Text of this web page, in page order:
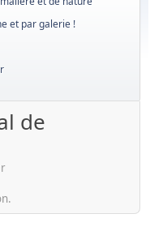
et par galerie !
de